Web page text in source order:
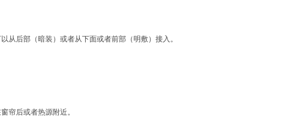
从后部（暗装）或者从下面或者前部（明敷）接入。
帘后或者热源附近。